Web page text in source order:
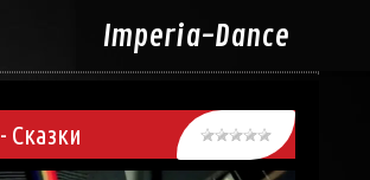
Imperia-Dance
Сказки